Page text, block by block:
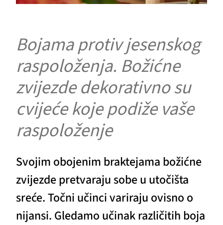
Bojama protiv jesenskog
raspoloženja. Božićne
zvijezde dekorativno su
cvijeće koje podiže vaše
raspoloženje
Svojim obojenim braktejama božićne
zvijezde pretvaraju sobe u utočišta
sreće. Točni učinci variraju ovisno o
nijansi. Gledamo učinak različitih boja